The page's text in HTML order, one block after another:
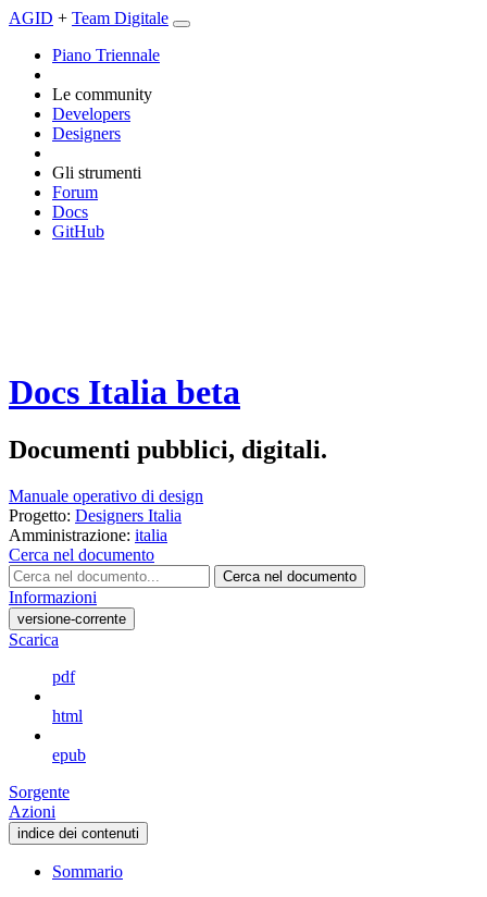
AGID + Team Digitale
Piano Triennale
Le community
Developers
Designers
Gli strumenti
Forum
Docs
GitHub
Docs Italia beta
Documenti pubblici, digitali.
Manuale operativo di design
Progetto: Designers Italia
Amministrazione: italia
Cerca nel documento
Cerca nel documento
Informazioni
versione-corrente
Scarica
pdf
html
epub
Sorgente
Azioni
indice dei contenuti
Sommario